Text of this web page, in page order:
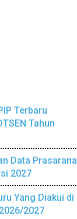
Terbaru
Tahun
Data Prasarana
2027
Yang Diakui di
2027